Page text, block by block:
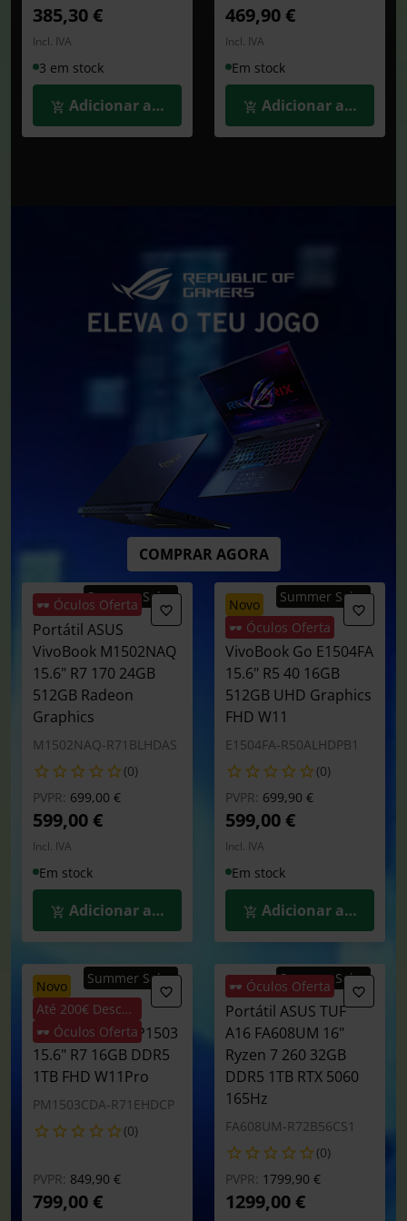
385,30 €
Incl. IVA
3 em stock
Adicionar ao Carrinho
469,90 €
Incl. IVA
Em stock
Adicionar ao
🕶️ Óculos Oferta
Summer Sales
Portátil ASUS
VivoBook M1502NAQ
15.6" R7 170 24GB
512GB Radeon
Graphics
M1502NAQ-R71BLHDAS
(0)
PVPR: Preço reduzido de
699,00 €para
599,00 €
Incl. IVA
Em stock
Adicionar ao Carrinho
novo
🕶️ Óculos Oferta
Summer Sales
Portátil ASUS
VivoBook Go E1504FA
15.6" R5 40 16GB
512GB UHD Graphics
FHD W11
E1504FA-R50ALHDPB1
(0)
PVPR: Preço reduzido de
699,90 €para
599,00 €
Incl. IVA
Em stock
Adicionar ao
novo
Até 200€ Desconto
🕶️ Óculos Oferta
Summer Sales
Portátil ASUS
Expertbook P1 P1503
15.6" R7 16GB DDR5
1TB FHD W11Pro
PM1503CDA-R71EHDCP
(0)
PVPR: Preço reduzido de
849,90 €para
799,00 €
🕶️ Óculos Oferta
Summer Sales
Portátil ASUS TUF
A16 FA608UM 16"
Ryzen 7 260 32GB
DDR5 1TB RTX 5060
165Hz
FA608UM-R72B56CS1
(0)
PVPR: Preço reduzido de
1799,90 €para
1299,00 €
COMPRAR AGORA